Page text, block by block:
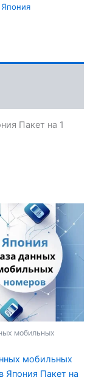
Пакет на 1
мобильных
мобильных
Япония Пакет на